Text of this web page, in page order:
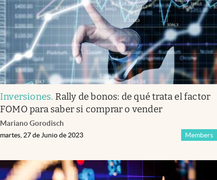
Inversiones. Rally de bonos: de qué trata el factor
FOMO para saber si comprar o vender
Mariano Gorodisch
Members
martes, 27 de Junio de 2023